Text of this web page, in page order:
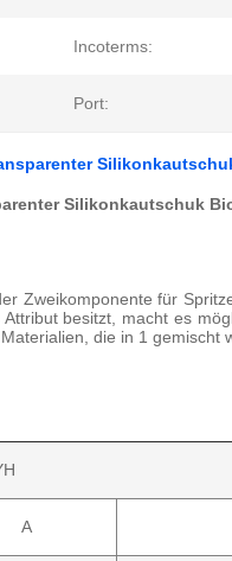
Incoterms:
Port:
Silikonkautschuk
Zweikomponente für
besitzt, macht es
die in 1 gemischt
A